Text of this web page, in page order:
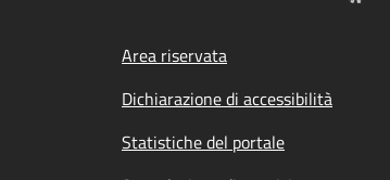
Footer menu
Area riservata
Dichiarazione di accessibilità
Statistiche del portale